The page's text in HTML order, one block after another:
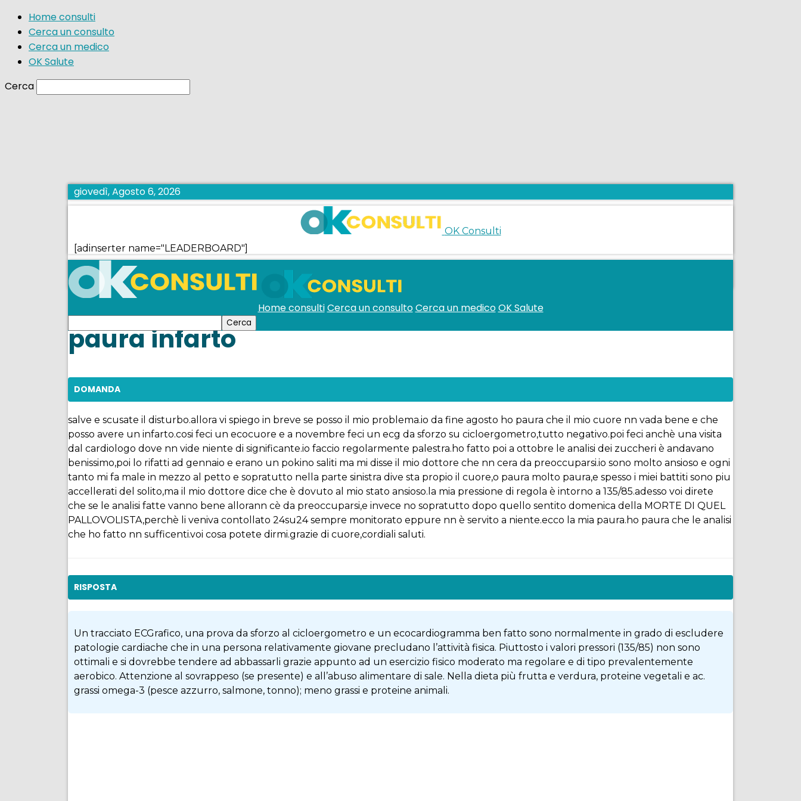
Home consulti
Cerca un consulto
Cerca un medico
OK Salute
Cerca
giovedì, Agosto 6, 2026
OK Consulti
[adinserter name="LEADERBOARD"]
Home consultiCerca un consultoCerca un medicoOK Salute
paura infarto
DOMANDA
salve e scusate il disturbo.allora vi spiego in breve se posso il mio problema.io da fine agosto ho paura che il mio cuore nn vada bene e che
posso avere un infarto.cosi feci un ecocuore e a novembre feci un ecg da sforzo su cicloergometro,tutto negativo.poi feci anchè una visita
dal cardiologo dove nn vide niente di significante.io faccio regolarmente palestra.ho fatto poi a ottobre le analisi dei zuccheri è andavano
benissimo,poi lo rifatti ad gennaio e erano un pokino saliti ma mi disse il mio dottore che nn cera da preoccuparsi.io sono molto ansioso e ogni
tanto mi fa male in mezzo al petto e sopratutto nella parte sinistra dive sta propio il cuore,o paura molto paura,e spesso i miei battiti sono piu
accellerati del solito,ma il mio dottore dice che è dovuto al mio stato ansioso.la mia pressione di regola è intorno a 135/85.adesso voi direte
che se le analisi fatte vanno bene allorann cè da preoccuparsi,e invece no sopratutto dopo quello sentito domenica della MORTE DI QUEL
PALLOVOLISTA,perchè li veniva contollato 24su24 sempre monitorato eppure nn è servito a niente.ecco la mia paura.ho paura che le analisi
che ho fatto nn sufficenti.voi cosa potete dirmi.grazie di cuore,cordiali saluti.
RISPOSTA
Un tracciato ECGrafico, una prova da sforzo al cicloergometro e un ecocardiogramma ben fatto sono normalmente in grado di escludere
patologie cardiache che in una persona relativamente giovane precludano l’attività fisica. Piuttosto i valori pressori (135/85) non sono
ottimali e si dovrebbe tendere ad abbassarli grazie appunto ad un esercizio fisico moderato ma regolare e di tipo prevalentemente
aerobico. Attenzione al sovrappeso (se presente) e all’abuso alimentare di sale. Nella dieta più frutta e verdura, proteine vegetali e ac.
grassi omega-3 (pesce azzurro, salmone, tonno); meno grassi e proteine animali.